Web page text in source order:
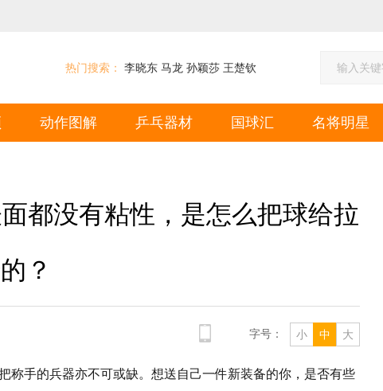
热门搜索： 李晓东 马龙 孙颖莎 王楚钦
动作图解 乒乓器材 国球汇 名将明星
都没有粘性，是怎么把球给拉
？
小 中 大
字号：
称手的兵器亦不可或缺。 想送自己一件新装备的你，是否有些